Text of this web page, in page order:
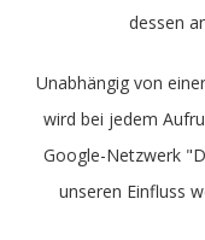
dessen
Unabhängig von
wird bei jedem
Google-Netzwerk
unseren Einfluss